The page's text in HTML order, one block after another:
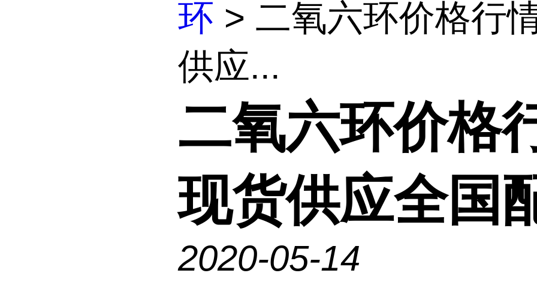
环 > 二氧六环价格行
供应...
二氧六环价格
现货供应全国
2020-05-14